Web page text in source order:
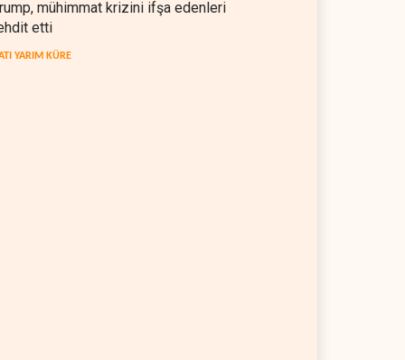
mühimmat krizini ifşa edenleri
etti
YARIM KÜRE